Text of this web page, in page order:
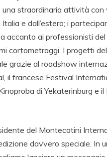
una straordinaria attività
e dall’estero; i
accanto ai professionisti
cortometraggi. I progetti
grazie al roadshow
il francese Festival
di Yekaterinburg e
del Montecatini
davvero speciale.